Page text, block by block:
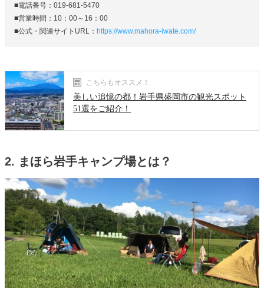
■電話番号：019-681-5470
■営業時間：10：00～16：00
■公式・関連サイトURL： https://www.mahora-iwate.com/
こちらもオススメ！
美しい追憶の都！岩手県盛岡市の観光スポット
51選をご紹介！
2. まほら岩手キャンプ場とは？